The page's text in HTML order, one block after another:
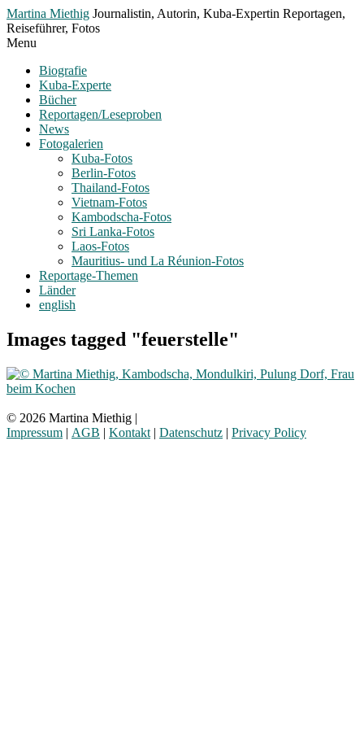
Toggle
Menu
Martina Miethig Journalistin, Autorin, Kuba-Expertin Reportagen,
Reiseführer, Fotos
Menu
Biografie
Kuba-Experte
Bücher
Reportagen/Leseproben
News
Fotogalerien
Kuba-Fotos
Berlin-Fotos
Thailand-Fotos
Vietnam-Fotos
Kambodscha-Fotos
Sri Lanka-Fotos
Laos-Fotos
Mauritius- und La Réunion-Fotos
Reportage-Themen
Länder
english
Images tagged "feuerstelle"
© 2026 Martina Miethig |
Impressum | AGB | Kontakt | Datenschutz | Privacy Policy